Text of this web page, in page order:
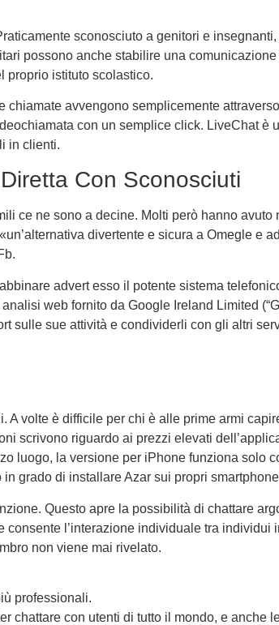
sconosciuto a genitori e insegnanti,
possono anche stabilire una comunicazione
proprio istituto scolastico.
avvengono semplicemente
con un semplice click. LiveChat è
in clienti.
Con Sconosciuti
ce ne sono a decine. Molti però hanno avuto
divertente e sicura a Omegle e
advert esso il potente sistema
web fornito da Google Ireland Limited
sulle sue attività e condividerli con gli altri
A volte è difficile per chi è alle prime armi
scrivono riguardo ai prezzi elevati
luogo, la versione per iPhone funziona solo
grado di installare Azar sui propri
Questo apre la possibilità di chattare
consente l’interazione individuale tra individui
non viene mai rivelato.
professionali.
chattare con utenti di tutto il mondo, e anche